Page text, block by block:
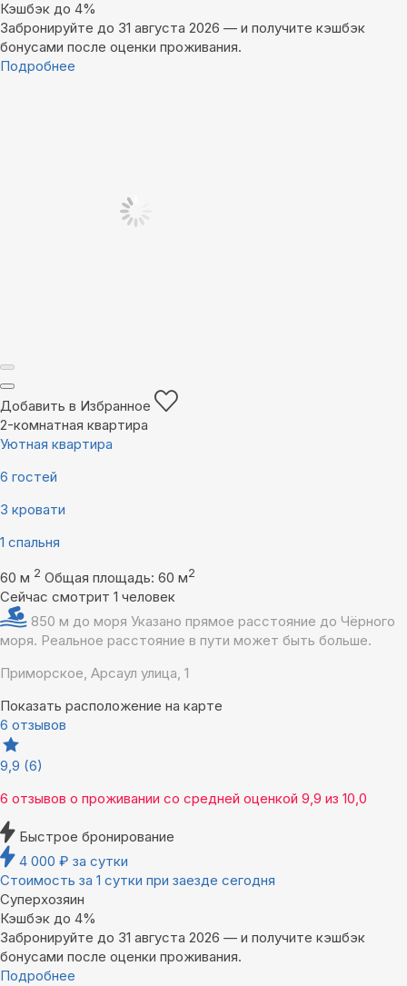
Кэшбэк до 4%
Забронируйте до 31 августа 2026 — и получите кэшбэк
бонусами после оценки проживания.
Подробнее
Добавить в Избранное
2-комнатная квартира
Уютная квартира
6 гостей
3 кровати
1 спальня
60 м 2 Общая площадь: 60 м2
Сейчас смотрит 1 человек
850 м до моря Указано прямое расстояние до Чёрного
моря. Реальное расстояние в пути может быть больше.
Приморское, Арсаул улица, 1
Показать расположение на карте
6 отзывов
9,9 (6)
6 отзывов о проживании со средней оценкой 9,9 из 10,0
Быстрое бронирование
4 000 ₽ за сутки
Стоимость за 1 сутки при заезде сегодня
Суперхозяин
Кэшбэк до 4%
Забронируйте до 31 августа 2026 — и получите кэшбэк
бонусами после оценки проживания.
Подробнее